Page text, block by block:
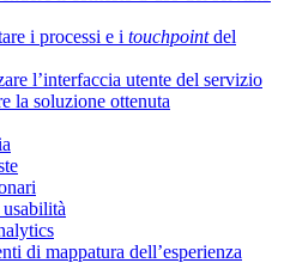
i processi e i touchpointdel
l’interfaccia utente del servizio
la soluzione ottenuta
di mappatura dell’esperienza